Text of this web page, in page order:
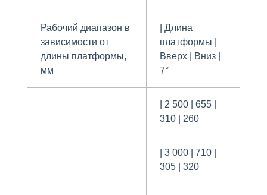
Рабочий диапазон в
зависимости от
длины платформы,
мм
| Длина
платформы |
Вверх | Вниз |
7°
| 2 500 | 655 |
310 | 260
| 3 000 | 710 |
305 | 320